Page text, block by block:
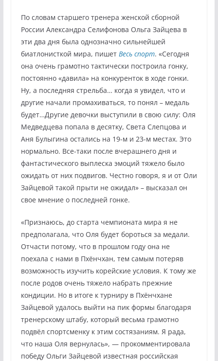
По словам старшего тренера женской сборной
России Александра Селифонова Ольга Зайцева в
эти два дня была однозначно сильнейшей
биатлонисткой мира, пишет Весь спорт. «Сегодня
она очень грамотно тактически построила гонку,
постоянно «давила» на конкуренток в ходе гонки.
Ну, а последняя стрельба… когда я увидел, что и
другие начали промахиваться, то понял – медаль
будет…Другие девочки выступили в свою силу: Оля
Медведцева попала в десятку, Света Слепцова и
Аня Булыгина остались на 19-м и 23-м местах. Это
нормально. Все-таки после вчерашнего дня и
фантастического выплеска эмоций тяжело было
ожидать от них подвигов. Честно говоря, я и от Оли
Зайцевой такой прыти не ожидал» – высказал он
свое мнение о последней гонке.
«Признаюсь, до старта чемпионата мира я не
предполагала, что Оля будет бороться за медали.
Отчасти потому, что в прошлом году она не
поехала с нами в Пхёнчхан, тем самым потеряв
возможность изучить корейские условия. К тому же
после родов очень тяжело набрать прежние
кондиции. Но в итоге к турниру в Пхёнчхане
Зайцевой удалось выйти на пик формы благодаря
тренерскому штабу, который весьма грамотно
подвёл спортсменку к этим состязаниям. Я рада,
что наша Оля вернулась», — прокомментировала
победу Ольги Зайцевой известная российская